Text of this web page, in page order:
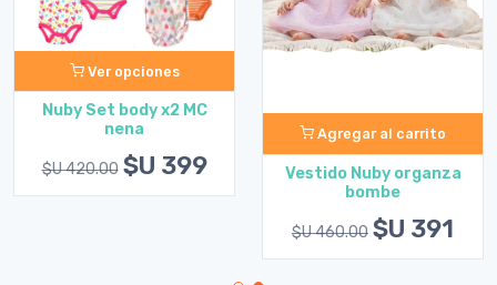
Ver opciones
Nuby Set body x2 MC
nena
$U 420.00 $U 399
Agregar al carrito
Vestido Nuby organza
bombe
$U 460.00 $U 391